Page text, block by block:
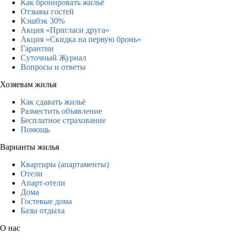
Как бронировать жильё
Отзывы гостей
Кэшбэк 30%
Акция «Пригласи друга»
Акция «Скидка на первую бронь»
Гарантии
Суточный Журнал
Вопросы и ответы
Хозяевам жилья
Как сдавать жильё
Разместить объявление
Бесплатное страхование
Помощь
Варианты жилья
Квартиры (апартаменты)
Отели
Апарт-отели
Дома
Гостевые дома
Базы отдыха
О нас